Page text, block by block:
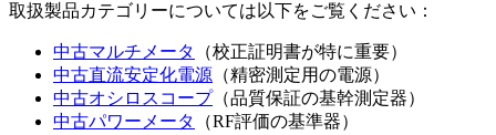
取扱製品カテゴリーについては以下をご覧ください：
中古マルチメータ
（校正証明書が特に重要）
中古直流安定化電源 （精密測定用の電源）
中古オシロスコープ（品質保証の基幹測定器）
中古パワーメータ
（RF評価の基準器）